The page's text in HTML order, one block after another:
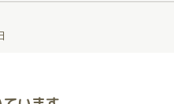
ような女性。いまだに抱き
が忘れられません。